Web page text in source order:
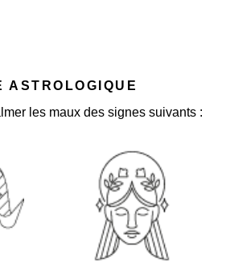
ASTROLOGIQUE
les maux des signes suivants :